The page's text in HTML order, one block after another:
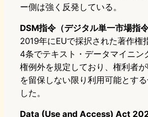
ー側は強く反発している。
DSM指令（デジタル単一市場指令
2019年にEUで採択された著作権
4条でテキスト・データマイニン
権例外を規定しており、権利者
を留保しない限り利用可能とす
した。
Data (Use and Access) Act